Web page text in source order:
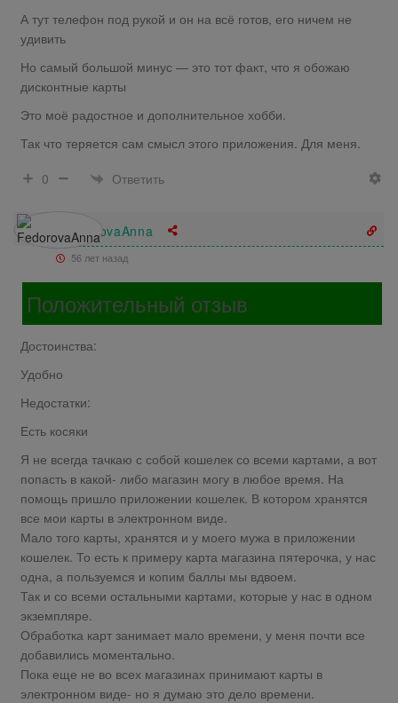
А тут телефон под рукой и он на всё готов, его ничем не
удивить
Но самый большой минус — это тот факт, что я обожаю
дисконтные карты
Это моё радостное и дополнительное хобби.
Так что теряется сам смысл этого приложения. Для меня.
0
Ответить
FedorovaAnna
56 лет назад
Положительный отзыв
Достоинства:
Удобно
Недостатки:
Есть косяки
Я не всегда тачкаю с собой кошелек со всеми картами, а вот
попасть в какой- либо магазин могу в любое время. На
помощь пришло приложении кошелек. В котором хранятся
все мои карты в электронном виде.
Мало того карты, хранятся и у моего мужа в приложении
кошелек. То есть к примеру карта магазина пятерочка, у нас
одна, а пользуемся и копим баллы мы вдвоем.
Так и со всеми остальными картами, которые у нас в одном
экземпляре.
Обработка карт занимает мало времени, у меня почти все
добавились моментально.
Пока еще не во всех магазинах принимают карты в
электронном виде- но я думаю это дело времени.